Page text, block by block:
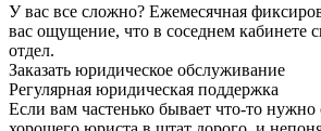
У вас все сложно? Ежемесячная
вас ощущение, что в соседнем кабинете
отдел.
Заказать юридическое обслуживание
Регулярная юридическая поддержка
Если вам частенько бывает что-то нужно